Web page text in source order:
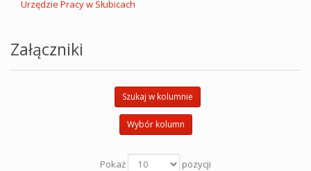
Urzędzie Pracy w Słubicach
Załączniki
Szukaj w kolumnie
Wybór kolumn
Pokaż
pozycji